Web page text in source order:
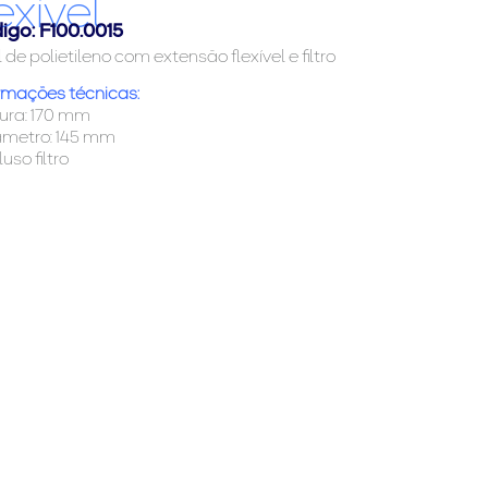
F100.0015
de polietileno com extensão flexível e filtro
técnicas:
170 mm
145 mm
filtro